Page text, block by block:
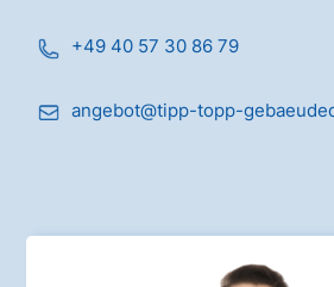
+49 40 57 30 86 79
angebot@tipp-topp-